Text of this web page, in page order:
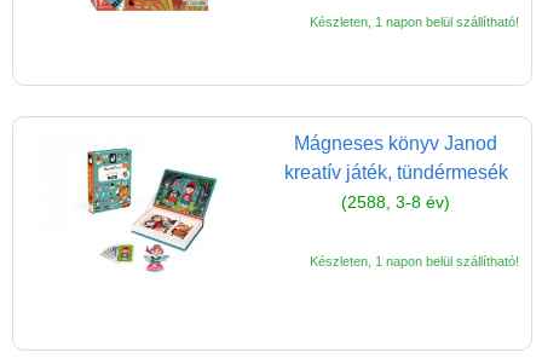
Készleten, 1 napon belül szállítható!
Mágneses könyv Janod
kreatív játék, tündérmesék
(2588, 3-8 év)
Készleten, 1 napon belül szállítható!
vásárlás előnyei